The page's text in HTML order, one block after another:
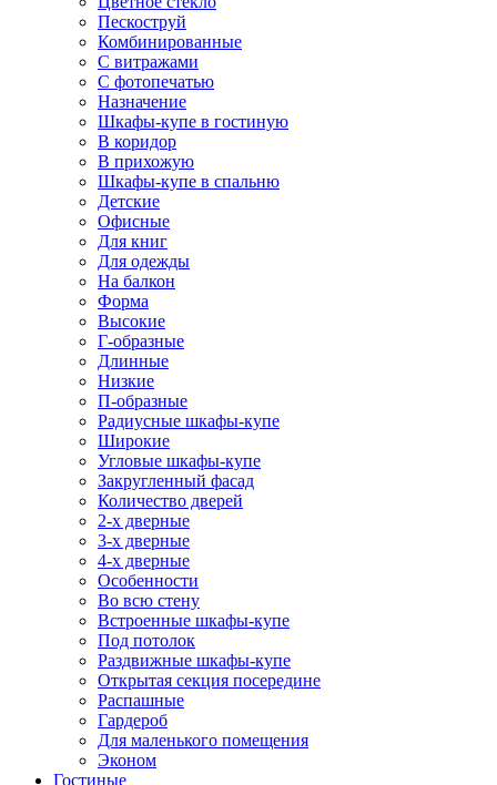
Пескоструй
Комбинированные
С витражами
С фотопечатью
Назначение
Шкафы-купе в гостиную
В коридор
В прихожую
Шкафы-купе в спальню
Детские
Офисные
Для книг
Для одежды
На балкон
Форма
Высокие
Г-образные
Длинные
Низкие
П-образные
Радиусные шкафы-купе
Широкие
Угловые шкафы-купе
Закругленный фасад
Количество дверей
2-х дверные
3-х дверные
4-х дверные
Особенности
Во всю стену
Встроенные шкафы-купе
Под потолок
Раздвижные шкафы-купе
Открытая секция посередине
Распашные
Гардероб
Для маленького помещения
Эконом
Гостиные